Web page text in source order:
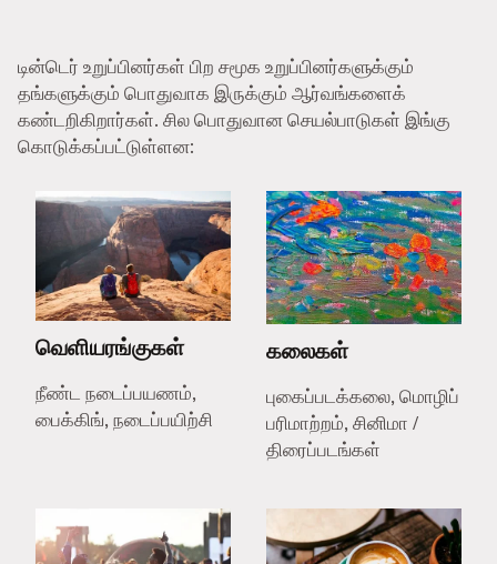
டின்டெர் உறுப்பினர்கள் பிற சமூக உறுப்பினர்களுக்கும்
தங்களுக்கும் பொதுவாக இருக்கும் ஆர்வங்களைக்
கண்டறிகிறார்கள். சில பொதுவான செயல்பாடுகள் இங்கு
கொடுக்கப்பட்டுள்ளன:
வெளியரங்குகள்
நீண்ட நடைப்பயணம்,
பைக்கிங், நடைப்பயிற்சி
கலைகள்
புகைப்படக்கலை, மொழிப்
பரிமாற்றம், சினிமா /
திரைப்படங்கள்